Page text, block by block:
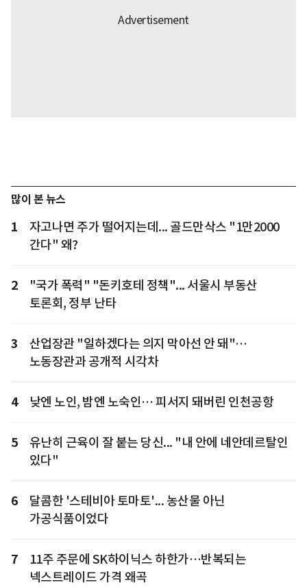
많이 본 뉴스
1
자고나면 주가 떨어지는데... 골드만삭스 "1만2000
간다" 왜?
2
"국가 폭력" "돈키호테 정책"... 서울시 부동산
토론회, 정부 난타
3
산업장관 "일하겠다는 의지 막아선 안 돼"…
노동장관과 공개적 시각차
4 낮엔 노인, 밤엔 노숙인… 피서지 돼버린 인천공항
5
유난히 근육이 잘 붙는 당신... "내 안에 네안데르탈인
있다"
6
달콤한 '스테비아 토마토'... 농산물 아닌
가공식품이었다
7
11주 주문에 SK하이닉스 하한가…반복되는
넥스트레이드 가격 왜곡